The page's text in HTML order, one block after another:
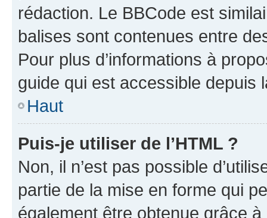
rédaction. Le BBCode est
balises sont contenues entre
Pour plus d’informations à
guide qui est accessible depuis
Haut
Puis-je utiliser de l’HTML ?
Non, il n’est pas possible
partie de la mise en forme qui
également être obtenue grâce à